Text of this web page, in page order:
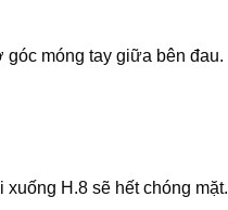
móng tay giữa bên đau.
H.8 sẽ hết chóng mặt.